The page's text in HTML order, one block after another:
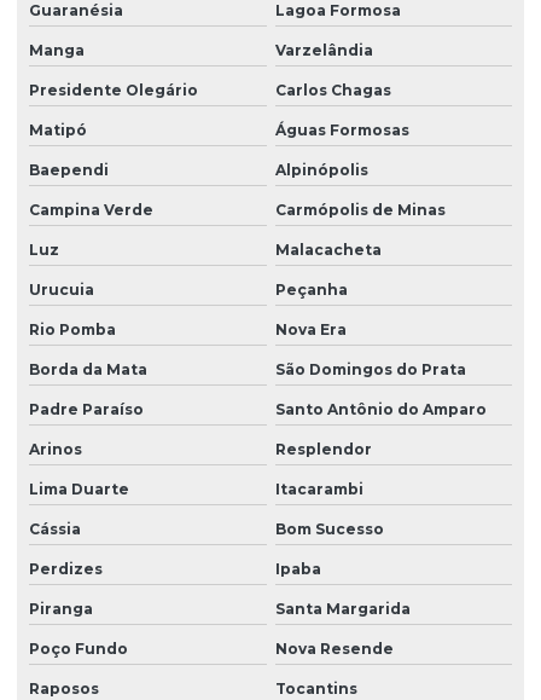
Guaranésia Lagoa Formosa
Manga Varzelândia
Presidente Olegário Carlos Chagas
Matipó Águas Formosas
Baependi Alpinópolis
Campina Verde Carmópolis de Minas
Luz Malacacheta
Urucuia Peçanha
Rio Pomba Nova Era
Borda da Mata São Domingos do Prata
Padre Paraíso Santo Antônio do Amparo
Arinos Resplendor
Lima Duarte Itacarambi
Cássia Bom Sucesso
Perdizes Ipaba
Piranga Santa Margarida
Poço Fundo Nova Resende
Raposos Tocantins